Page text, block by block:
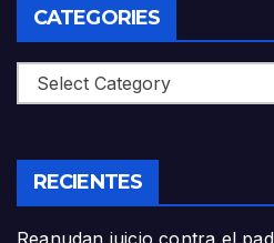
CATEGORIES
Categories
RECIENTES